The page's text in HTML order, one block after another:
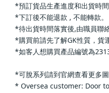
*預訂貨品生產進度和出貨
*下訂後不能退款 , 不
*待出貨時間落實後,由
*購買前請先了解GK性質
*如客人想購買產品編號為
*可脫系列請到官網查
* Oversea customer: